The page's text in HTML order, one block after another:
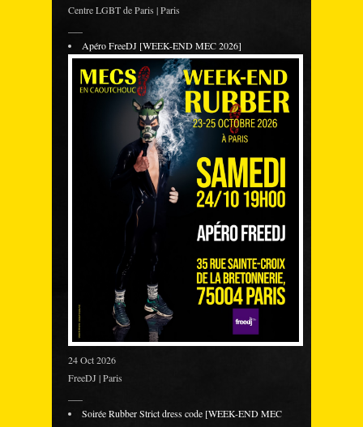
Centre LGBT de Paris | Paris
Apéro FreeDJ [WEEK-END MEC 2026]
24 Oct 2026
FreeDJ | Paris
Soirée Rubber Strict dress code [WEEK-END MEC